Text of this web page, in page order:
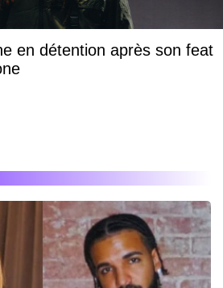
en détention après son feat